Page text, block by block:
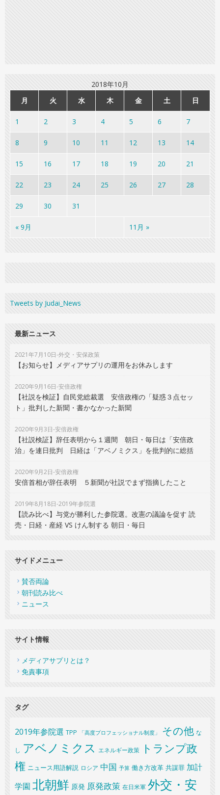
2018年10月
月
火 水 木 金 土 日
« 9月 11月 »
1 2 3 4 5 6 7
8 9 10 11 12 13 14
15 16 17 18 19 20 21
22 23 24 25 26 27 28
29 30 31
Tweets by Judai_News
最新ニュース
2021年7月10日-外交・安保政策
【お知らせ】メディアサプリの運用をお休みします
2020年9月16日-安倍政権
【社説を検証】自民党総裁選 安倍政権の「疑惑３点セッ
ト」批判した新聞・書かなかった新聞
2020年9月3日-安倍政権
【社説検証】辞任表明から１週間 朝日・毎日は「安倍政
治」を連日批判 日経は「アベノミクス」を批判的に総括
2020年9月2日-安倍政権
安倍首相が辞任表明 ５新聞が社説でまず指摘したこと
2019年8月18日-2019年参院選
【読み比べ】与党が勝利した参院選。改憲の議論を促す 読
売・日経・産経 VS けん制する 朝日・毎日
サイドメニュー
賛否両論
朝刊読み比べ
ニュース
サイト情報
メディアサプリとは？
免責事項
タグ
2019年参院選 TPP 「高度プロフェッショナル制度」 その他 な
し アベノミクス エネルギー政策
トランプ政
権 ニュース用語解説 ロシア 中国 予算 働き方改革 共謀罪 加計
学園 北朝鮮 原発 原発政策 在日米軍 外交・安